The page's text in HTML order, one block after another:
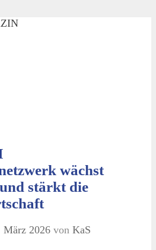
wächst
stärkt die
März 2026 von KaS